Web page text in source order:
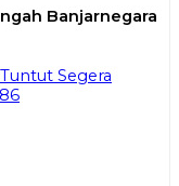
Banjarnegara